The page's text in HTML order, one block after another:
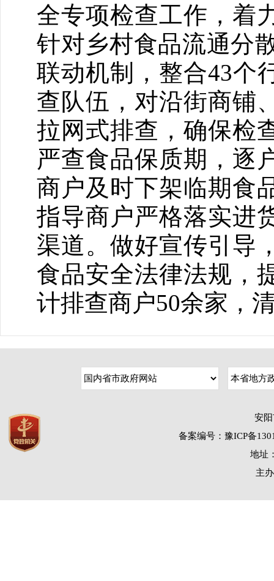
全专项检查工作，着
针对乡村食品流通分
联动机制，整合43个
查队伍，对沿街商铺
拉网式排查，确保检
严查食品保质期，逐
商户及时下架临期食
指导商户严格落实进
渠道。做好宣传引导
食品安全法律法规，
计排查商户50余家，
安
备案编号：豫ICP备
地址
主